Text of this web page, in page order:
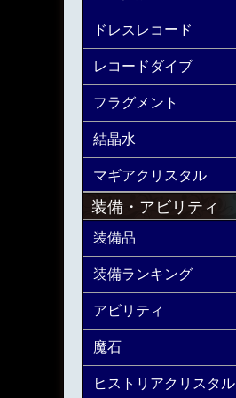
ドレスレコード
レコードダイブ
フラグメント
結晶水
マギアクリスタル
装備・アビリティ
装備品
装備ランキング
アビリティ
魔石
ヒストリアクリスタル